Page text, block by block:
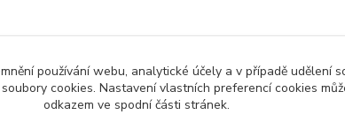
používání webu, analytické účely a v případě udělení
cookies. Nastavení vlastních preferencí cookies
odkazem ve spodní části stránek.